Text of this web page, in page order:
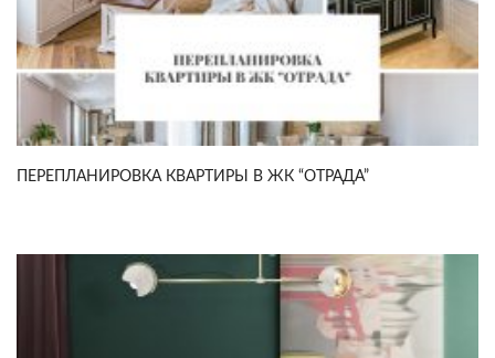
ПЕРЕПЛАНИРОВКА КВАРТИРЫ В ЖК “ОТРАДА”